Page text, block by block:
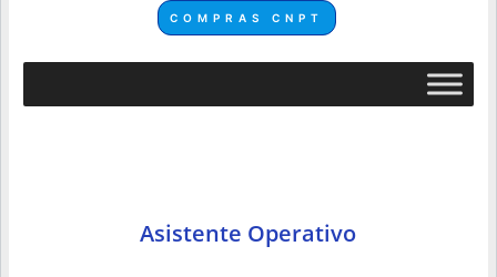
COMPRAS CNPT
Asistente Operativo